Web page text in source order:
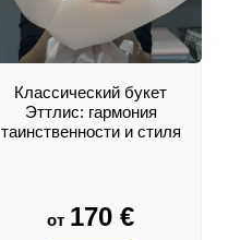
Классический букет
Эттлис: гармония
таинственности и стиля
от 170 €